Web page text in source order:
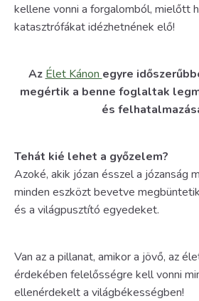
kellene vonni a forgalomból, mielőtt
katasztrófákat idézhetnének elő!
Az Élet Kánon egyre
megértik a benne foglaltak
és
Tehát kié lehet a győzelem?
Azoké, akik józan ésszel a józanság
minden eszközt bevetve
és a világpusztító egyedeket.
Van az a pillanat, amikor a jövő, az
érdekében felelősségre kell vonni
ellenérdekelt a világbékességben!